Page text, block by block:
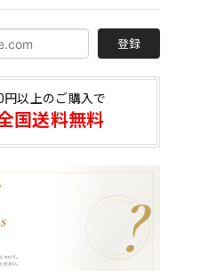
登録
円以上のご購入で
国送料無料